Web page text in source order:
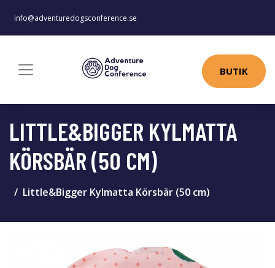
info@adventuredogsconference.se
BUTIK
LITTLE&BIGGER KYLMATTA
KÖRSBÄR (50 CM)
Little&Bigger Kylmatta Körsbär (50 cm)